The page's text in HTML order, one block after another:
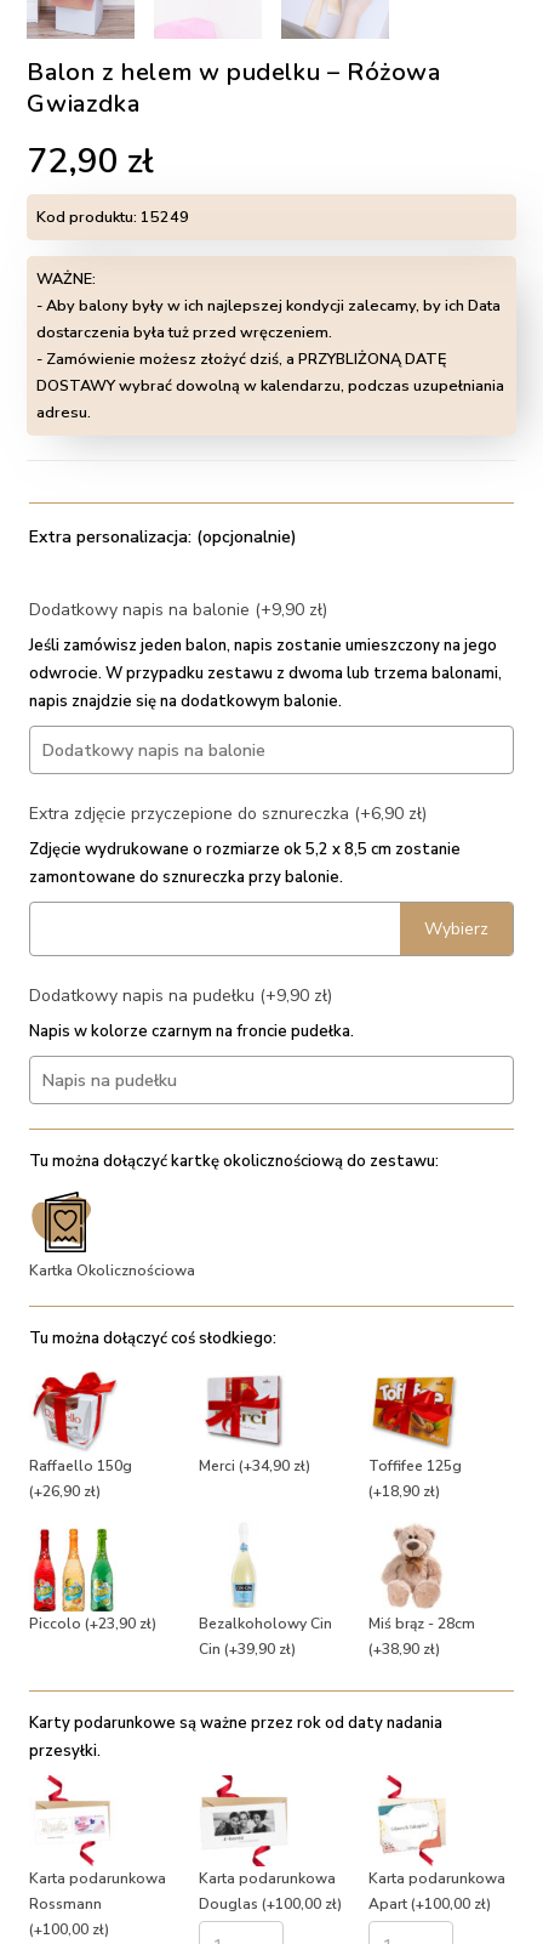
Balon z helem w pudelku – Różowa
Gwiazdka
72,90 zł
Kod produktu: 15249
WAŻNE:
- Aby balony były w ich najlepszej kondycji zalecamy, by ich Data
dostarczenia była tuż przed wręczeniem.
- Zamówienie możesz złożyć dziś, a PRZYBLIŻONĄ DATĘ
DOSTAWY wybrać dowolną w kalendarzu, podczas uzupełniania
adresu.
Extra personalizacja: (opcjonalnie)
Dodatkowy napis na balonie (+9,90 zł)
Jeśli zamówisz jeden balon, napis zostanie umieszczony na jego
odwrocie. W przypadku zestawu z dwoma lub trzema balonami,
napis znajdzie się na dodatkowym balonie.
Extra zdjęcie przyczepione do sznureczka (+6,90 zł)
Zdjęcie wydrukowane o rozmiarze ok 5,2 x 8,5 cm zostanie
zamontowane do sznureczka przy balonie.
Wybierz
Dodatkowy napis na pudełku (+9,90 zł)
Napis w kolorze czarnym na froncie pudełka.
Tu można dołączyć kartkę okolicznościową do zestawu:
Kartka Okolicznościowa
Tu można dołączyć coś słodkiego:
Raffaello 150g
(+26,90 zł)
Merci (+34,90 zł)
Toffifee 125g
(+18,90 zł)
Piccolo (+23,90 zł)
Bezalkoholowy Cin
Cin (+39,90 zł)
Miś brąz - 28cm
(+38,90 zł)
Karty podarunkowe są ważne przez rok od daty nadania
przesyłki.
Karta podarunkowa
Rossmann
(+100,00 zł)
Karta podarunkowa
Douglas (+100,00 zł)
Karta podarunkowa
Apart(+100,00 zł)